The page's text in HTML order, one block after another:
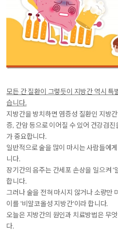
모든 간 질환이 그렇듯이 지방간 역시 특
습니다.
지방간을 방치하면 염증성 질환인 지방
증, 간암 등으로 이어질 수 있어 건강검
가 중요합니다.
일반적으로 술을 많이 마시는 사람들에
니다.
장기간의 음주는 간세포 손상을 일으켜 '
합니다.
그러나 술을 전혀 마시지 않거나 소량만
이를 '비알코올성 지방간'이라 합니다.
오늘은 지방간의 원인과 치료방법은 무
다.